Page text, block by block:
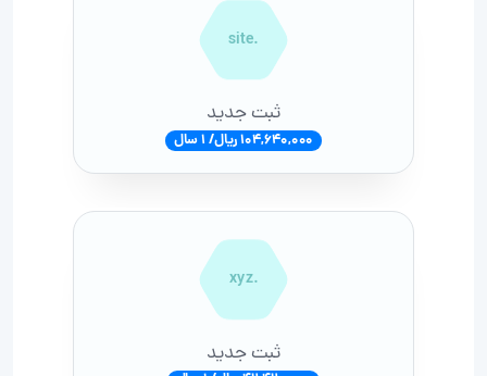
.site
ثبت جدید
104,640,000 ریال/ 1 سال
.xyz
ثبت جدید